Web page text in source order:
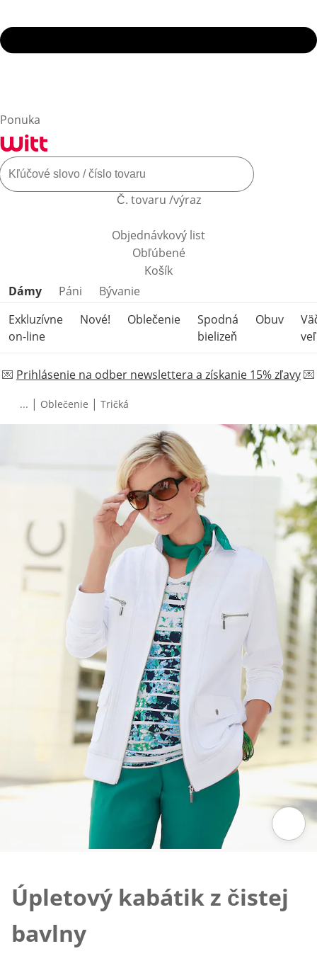
Ponuka
Č. tovaru /výraz
Objednávkový list
Obľúbené
Košík
Preskočiť kategórie produktov
Dámy Páni
Bývanie
Exkluzívne
on-line
Nové! Oblečenie
Spodná
bielizeň
Obuv
💌 Prihlásenie na odber newslettera a získanie 15% zľavy💌
... | Oblečenie | Tričká
Úpletový kabátik z čistej
bavlny